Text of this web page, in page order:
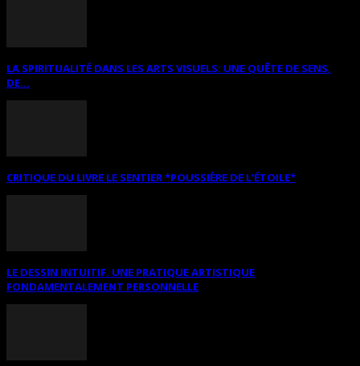
LA SPIRITUALITÉ DANS LES ARTS VISUELS: UNE QUÊTE DE SENS,
DE...
CRITIQUE DU LIVRE LE SENTIER *POUSSIÈRE DE L’ÉTOILE*
LE DESSIN INTUITIF. UNE PRATIQUE ARTISTIQUE
FONDAMENTALEMENT PERSONNELLE